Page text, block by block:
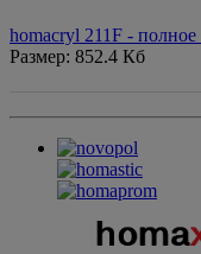
homacryl 211F -
Размер: 852.4 Кб